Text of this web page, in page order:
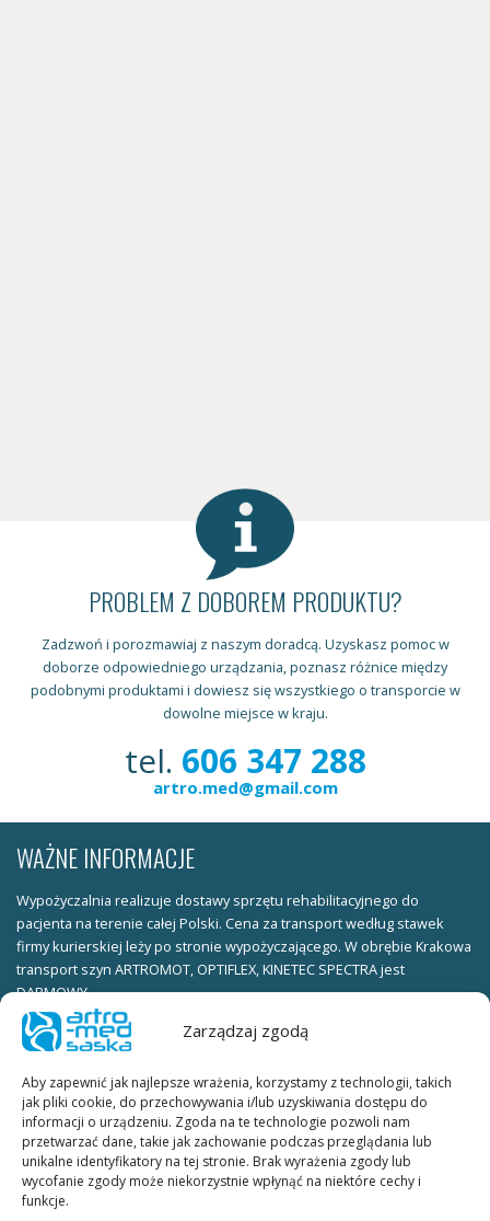
Zarządzaj zgodą
Aby zapewnić jak najlepsze wrażenia, korzystamy z technologii, takich
jak pliki cookie, do przechowywania i/lub uzyskiwania dostępu do
informacji o urządzeniu. Zgoda na te technologie pozwoli nam
przetwarzać dane, takie jak zachowanie podczas przeglądania lub
unikalne identyfikatory na tej stronie. Brak wyrażenia zgody lub
wycofanie zgody może niekorzystnie wpłynąć na niektóre cechy i
funkcje.
PROBLEM Z DOBOREM PRODUKTU?
Zadzwoń i porozmawiaj z naszym doradcą. Uzyskasz pomoc w
doborze odpowiedniego urządzania, poznasz różnice między
podobnymi produktami i dowiesz się wszystkiego o transporcie w
dowolne miejsce w kraju.
tel. 606 347 288
artro.med@gmail.com
WAŻNE INFORMACJE
Wypożyczalnia realizuje dostawy sprzętu rehabilitacyjnego do
pacjenta na terenie całej Polski. Cena za transport według stawek
firmy kurierskiej leży po stronie wypożyczającego. W obrębie Krakowa
transport szyn ARTROMOT, OPTIFLEX, KINETEC SPECTRA jest
DARMOWY.
Warunki wypożyczania:
numer telefonu KUBE_FAX lub skan dowodu osobistego (obie strony)
należy wysłać na adres e-mail.
W celu ustalenia terminu wypożyczenia prosimy o kontakt
telefoniczny lub mailowy.